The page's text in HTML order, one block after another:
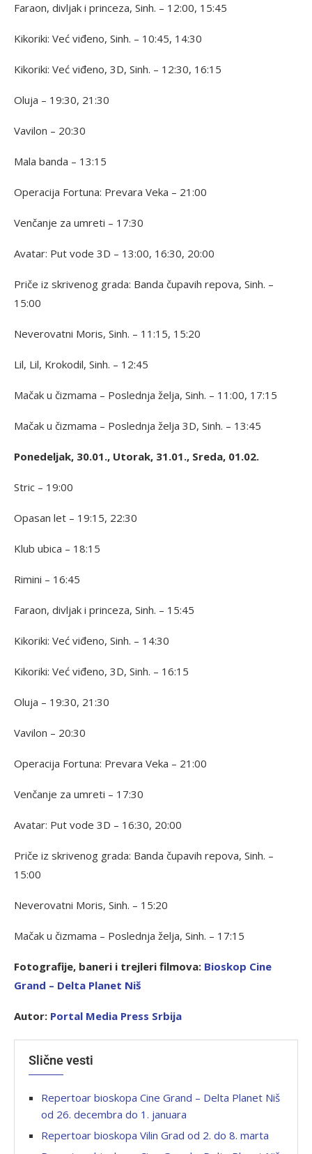
Faraon, divljak i princeza, Sinh. – 12:00, 15:45
Kikoriki: Već viđeno, Sinh. – 10:45, 14:30
Kikoriki: Već viđeno, 3D, Sinh. – 12:30, 16:15
Oluja – 19:30, 21:30
Vavilon – 20:30
Mala banda – 13:15
Operacija Fortuna: Prevara Veka – 21:00
Venčanje za umreti – 17:30
Avatar: Put vode 3D – 13:00, 16:30, 20:00
Priče iz skrivenog grada: Banda čupavih repova, Sinh. –
15:00
Neverovatni Moris, Sinh. – 11:15, 15:20
Lil, Lil, Krokodil, Sinh. – 12:45
Mačak u čizmama – Poslednja želja, Sinh. – 11:00, 17:15
Mačak u čizmama – Poslednja želja 3D, Sinh. – 13:45
Ponedeljak, 30.01., Utorak, 31.01., Sreda, 01.02.
Stric – 19:00
Opasan let – 19:15, 22:30
Klub ubica – 18:15
Rimini – 16:45
Faraon, divljak i princeza, Sinh. – 15:45
Kikoriki: Već viđeno, Sinh. – 14:30
Kikoriki: Već viđeno, 3D, Sinh. – 16:15
Oluja – 19:30, 21:30
Vavilon – 20:30
Operacija Fortuna: Prevara Veka – 21:00
Venčanje za umreti – 17:30
Avatar: Put vode 3D – 16:30, 20:00
Priče iz skrivenog grada: Banda čupavih repova, Sinh. –
15:00
Neverovatni Moris, Sinh. – 15:20
Mačak u čizmama – Poslednja želja, Sinh. – 17:15
Fotografije, baneri i trejleri filmova: Bioskop Cine
Grand – Delta Planet Niš
Autor: Portal Media Press Srbija
Slične vesti
Repertoar bioskopa Cine Grand – Delta Planet Niš
od 26. decembra do 1. januara
Repertoar bioskopa Vilin Grad od 2. do 8. marta